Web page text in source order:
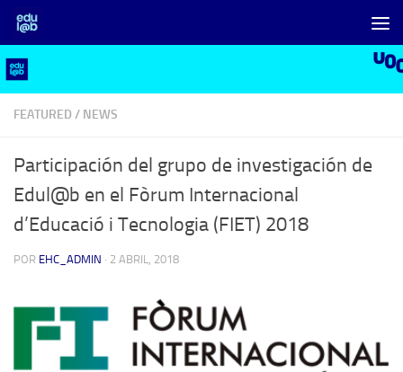
Saltar al contenido
FEATURED / NEWS
Participación del grupo de investigación de
Edul@b en el Fòrum Internacional
d’Educació i Tecnologia (FIET) 2018
POR EHC_ADMIN · 2 ABRIL, 2018